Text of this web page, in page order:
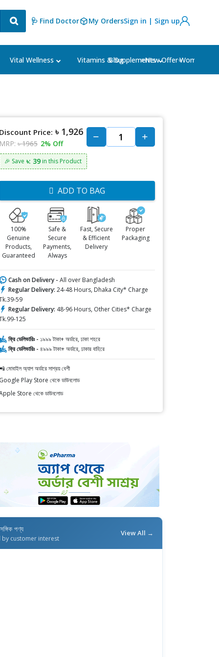
🩺 Find Doctor My OrdersSign in | Sign up
Vital Wellness Vitamins & Supplements Women's
Blog ⭐New Offer⭐
Discount Price: ৳ 1,926
MRP: ৳ 1965 2% Off
🎉 Save ৳: 39in this Product
ADD TO BAG
100%
Genuine
Products,
Guaranteed
Safe &
Secure
Payments,
Always
Fast, Secure
& Efficient
Delivery
Proper
Packaging
Cash on Delivery - All over Bangladesh
Regular Delivery: 24-48 Hours, Dhaka City* Charge
59
Regular Delivery: 48-96 Hours, Other Cities* Charge
125
ফ্রি ডেলিভারিঃ - ১৯৯৯ টাকা+ অর্ডারে, ঢাকা শহরে
ফ্রি ডেলিভারিঃ - ৪৯৯৯ টাকা+ অর্ডারে, ঢাকার বাহিরে
মোবাইল অ্যাপ অর্ডারে সাশ্রয় বেশী
Google Play Store থেকে ডাউনলোড
Store থেকে ডাউনলোড
পণ্য
by customer interest
View All →